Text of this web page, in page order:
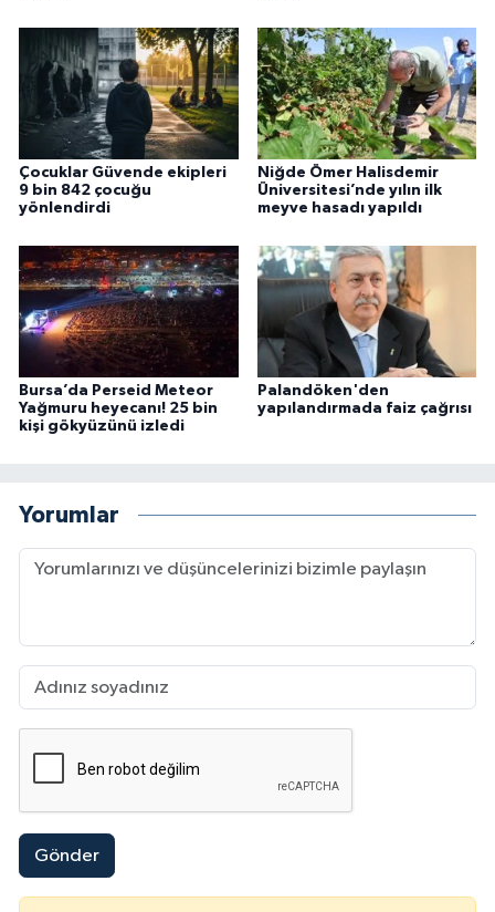
Çocuklar Güvende ekipleri
9 bin 842 çocuğu
yönlendirdi
Niğde Ömer Halisdemir
Üniversitesi’nde yılın ilk
meyve hasadı yapıldı
Bursa’da Perseid Meteor
Yağmuru heyecanı! 25 bin
kişi gökyüzünü izledi
Palandöken'den
yapılandırmada faiz çağrısı
Yorumlar
Gönder